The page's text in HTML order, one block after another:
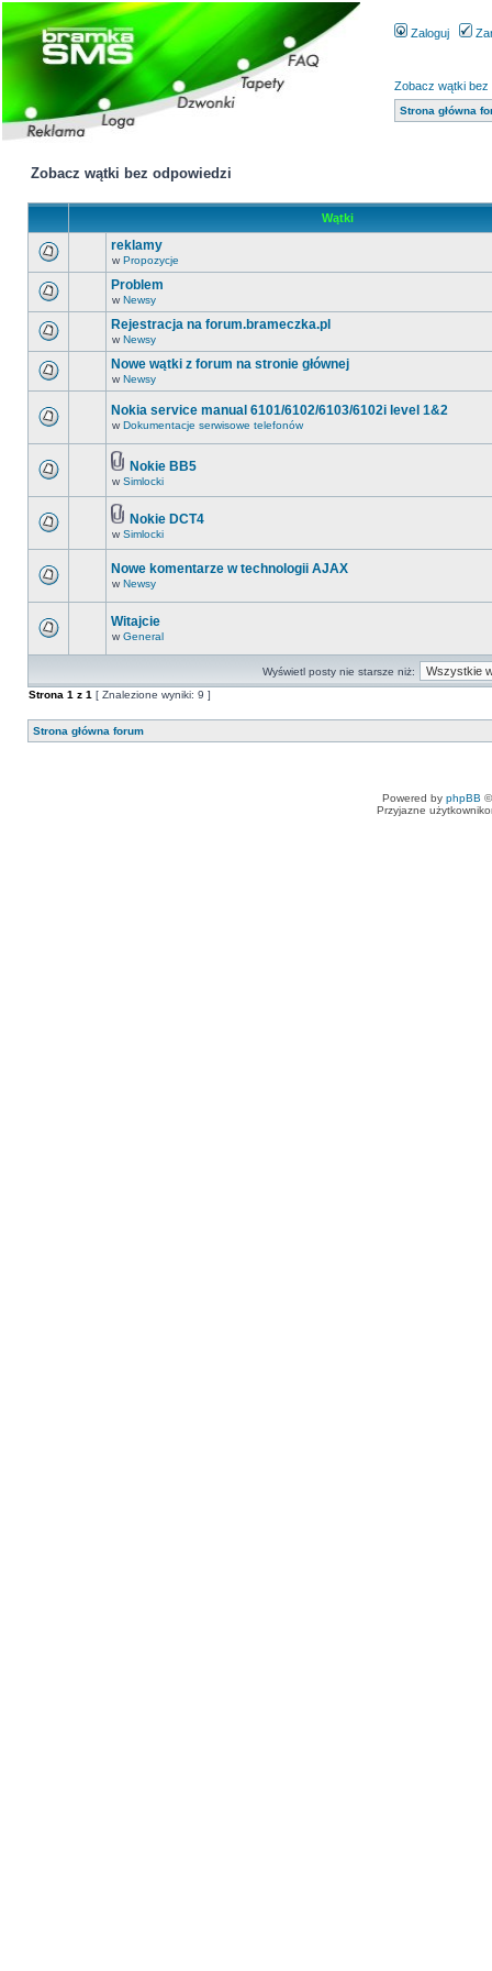
Zaloguj
Zobacz wątki bez
Strona główna
Zobacz wątki bez odpowiedzi
Wątki
reklamy
w Propozycje
Problem
w Newsy
Rejestracja na forum.brameczka.pl
w Newsy
Nowe wątki z forum na stronie głównej
w Newsy
Nokia service manual 6101/6102/6103/6102i level 1&2
w Dokumentacje serwisowe telefonów
Nokie BB5
w Simlocki
Nokie DCT4
w Simlocki
Nowe komentarze w technologii AJAX
w Newsy
Witajcie
w General
Wyświetl posty nie starsze niż:
Strona 1 z 1 [ Znalezione wyniki: 9 ]
Strona główna forum
Powered by phpBB
Przyjazne